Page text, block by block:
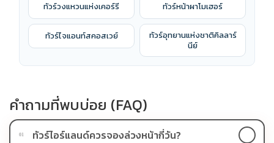
ทัวร์วงแหวนแห่งเคอร์รี ทัวร์หน้าผาโมเฮอร์
ทัวร์ไจแอนท์สคอสเวย์
ทัวร์อุทยานแห่งชาติคิลลาร์
นีย์
คำถามที่พบบ่อย (FAQ)
01 ทัวร์ไอร์แลนด์ควรจองล่วงหน้ากี่วัน?